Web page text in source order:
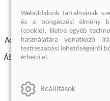
Adatvédelmi szabályzatok
ÁSZF - Vásárlási feltételek
Szállítási információk
Weboldalunk tartalmának
és a böngészési élmény
(cookie), illetve egyéb
használatára vonatkozó
testreszabási lehetőségeiről
érhető el.
Beállítások